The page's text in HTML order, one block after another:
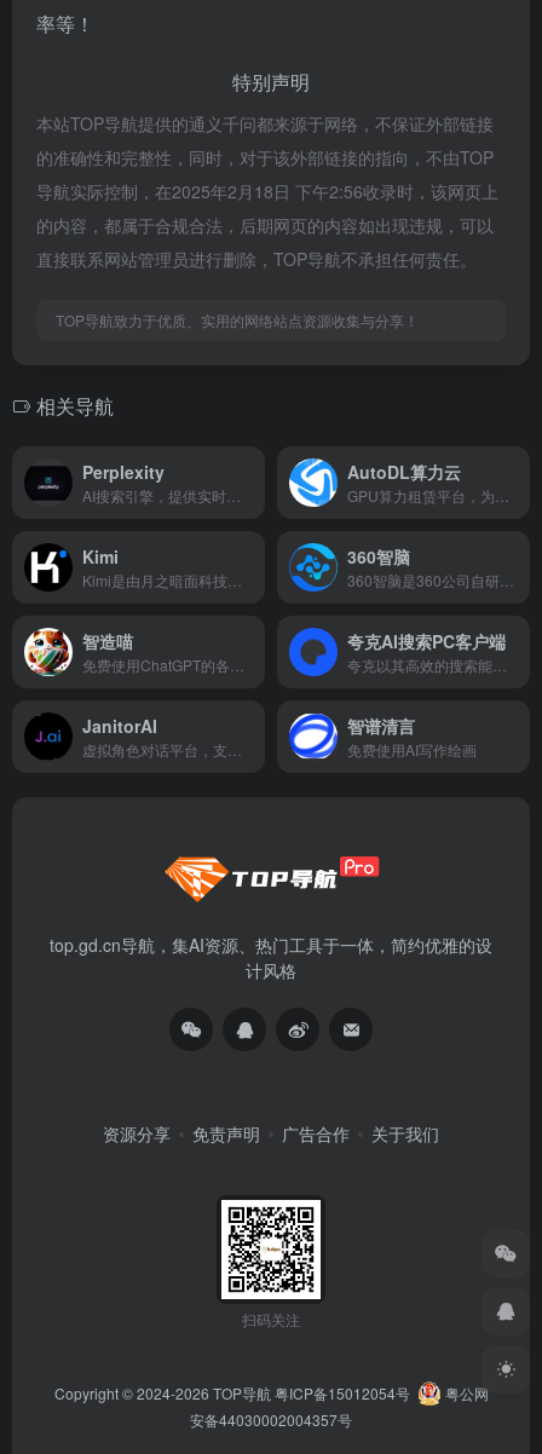
率等！
特别声明
本站TOP导航提供的通义千问都来源于网络，不保证外部链接
的准确性和完整性，同时，对于该外部链接的指向，不由TOP
导航实际控制，在2025年2月18日 下午2:56收录时，该网页上
的内容，都属于合规合法，后期网页的内容如出现违规，可以
直接联系网站管理员进行删除，TOP导航不承担任何责任。
TOP导航致力于优质、实用的网络站点资源收集与分享！
相关导航
Perplexity AutoDL算力云
Kimi 360智脑
智造喵 夸克AI搜索PC客户端
JanitorAI 智谱清言
免费使用AI写作绘画
top.gd.cn导航，集AI资源、热门工具于一体，简约优雅的设
计风格
资源分享 免责声明 广告合作 关于我们
扫码关注
Copyright © 2024-2026 TOP导航 粤ICP备15012054号
粤公网
安备44030002004357号